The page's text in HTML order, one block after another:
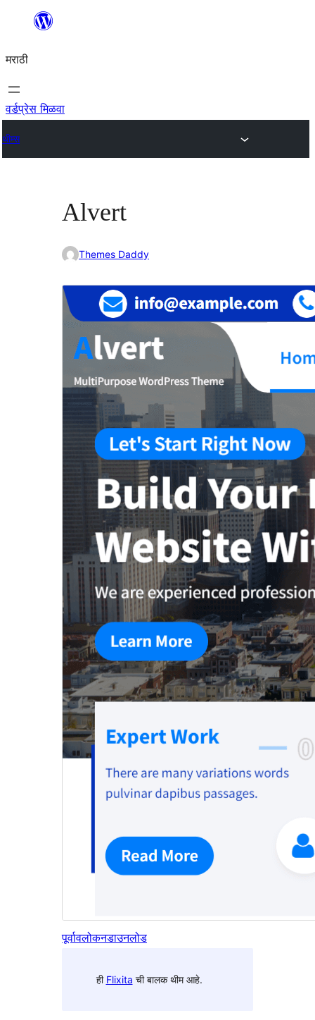
सामुग्रीवर
मराठी
वर्डप्रेस मिळवा
थीम्स
Alvert
Themes Daddy
पूर्वावलोकनडाउनलोड
ही Flixita ची बालक थीम आहे.